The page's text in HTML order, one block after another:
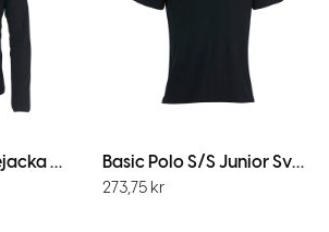
Basic Polar Fleecejacka Svart Basic Polo S/S Junior Svart
273,75 kr